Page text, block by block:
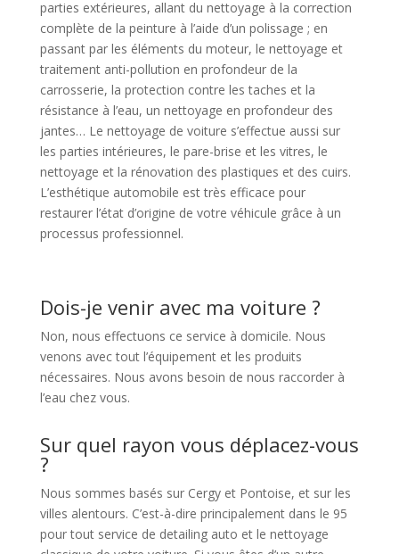
parties extérieures, allant du nettoyage à la correction
complète de la peinture à l’aide d’un polissage ; en
passant par les éléments du moteur, le nettoyage et
traitement anti-pollution en profondeur de la
carrosserie, la protection contre les taches et la
résistance à l’eau, un nettoyage en profondeur des
jantes… Le nettoyage de voiture s’effectue aussi sur
les parties intérieures, le pare-brise et les vitres, le
nettoyage et la rénovation des plastiques et des cuirs.
L’esthétique automobile est très efficace pour
restaurer l’état d’origine de votre véhicule grâce à un
processus professionnel.
Dois-je venir avec ma voiture ?
Non, nous effectuons ce service à domicile. Nous
venons avec tout l’équipement et les produits
nécessaires. Nous avons besoin de nous raccorder à
l’eau chez vous.
Sur quel rayon vous déplacez-vous
?
Nous sommes basés sur Cergy et Pontoise, et sur les
villes alentours. C’est-à-dire principalement dans le 95
pour tout service de detailing auto et le nettoyage